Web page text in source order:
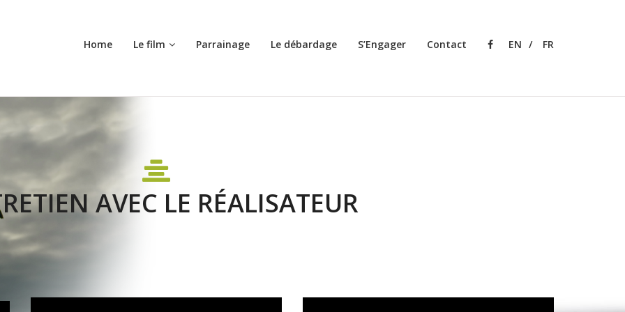
Home Le film Parrainage Le débardage S’Engager Contact Facebook
EN FR
AVEC LE RÉALISATEUR